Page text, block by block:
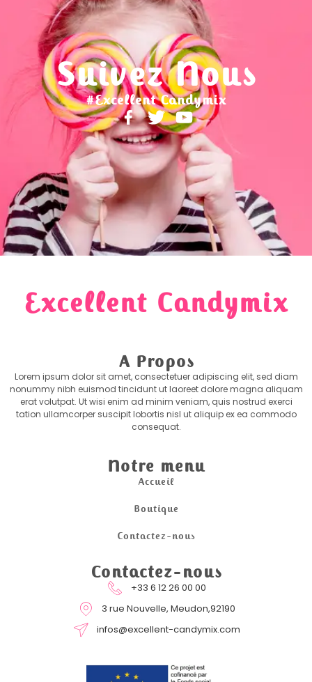
Suivez Nous
#Excellent Candymix
Excellent Candymix
A Propos
Lorem ipsum dolor sit amet, consectetuer adipiscing elit, sed diam
nonummy nibh euismod tincidunt ut laoreet dolore magna aliquam
erat volutpat. Ut wisi enim ad minim veniam, quis nostrud exerci
tation ullamcorper suscipit lobortis nisl ut aliquip ex ea commodo
consequat.
Notre menu
Accueil
Boutique
Contactez-nous
Contactez-nous
+33 6 12 26 00 00
3 rue Nouvelle, Meudon,92190
infos@excellent-candymix.com